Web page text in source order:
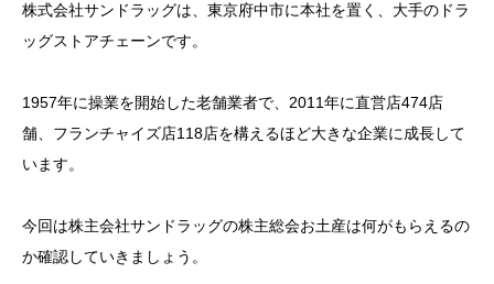
株式会社サンドラッグは、東京府中市に本社を置く、大手のドラ
ッグストアチェーンです。
1957年に操業を開始した老舗業者で、2011年に直営店474店
舗、フランチャイズ店118店を構えるほど大きな企業に成長して
います。
今回は株主会社サンドラッグの株主総会お土産は何がもらえるの
か確認していきましょう。